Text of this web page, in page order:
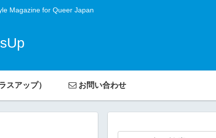
Magazine for Queer Japan
スアップ） お問い合わせ